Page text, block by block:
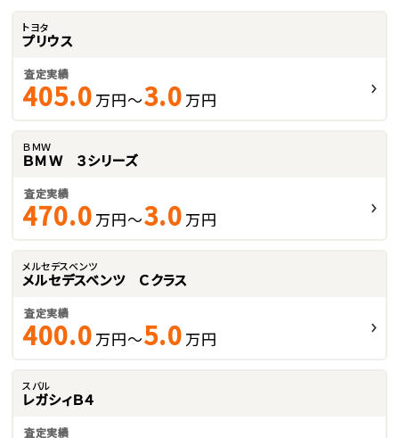
トヨタ
プリウス
査定実績
405.0 万円～3.0 万円
ＢＭＷ
ＢＭＷ ３シリーズ
査定実績
470.0 万円～3.0 万円
メルセデスベンツ
メルセデスベンツ Ｃクラス
査定実績
400.0 万円～5.0 万円
スバル
レガシィＢ４
査定実績